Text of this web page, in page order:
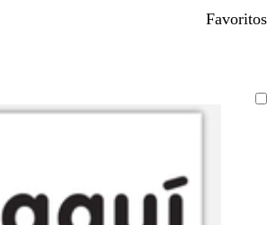
Favoritos